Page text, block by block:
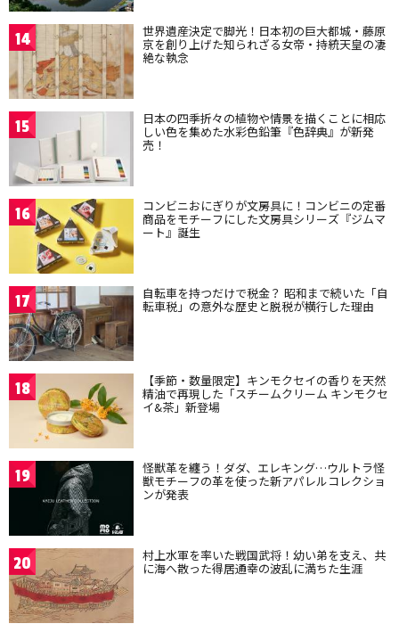
14 世界遺産決定で脚光！日本初の巨大都城・藤原
京を創り上げた知られざる女帝・持統天皇の凄
絶な執念
15 日本の四季折々の植物や情景を描くことに相応
しい色を集めた水彩色鉛筆『色辞典』が新発
売！
16 コンビニおにぎりが文房具に！コンビニの定番
商品をモチーフにした文房具シリーズ『ジムマ
ート』誕生
17 自転車を持つだけで税金？ 昭和まで続いた「自
転車税」の意外な歴史と脱税が横行した理由
18 【季節・数量限定】キンモクセイの香りを天然
精油で再現した「スチームクリーム キンモクセ
イ&茶」新登場
19 怪獣革を纏う！ダダ、エレキング…ウルトラ怪
獣モチーフの革を使った新アパレルコレクショ
ンが発表
20 村上水軍を率いた戦国武将！幼い弟を支え、共
に海へ散った得居通幸の波乱に満ちた生涯